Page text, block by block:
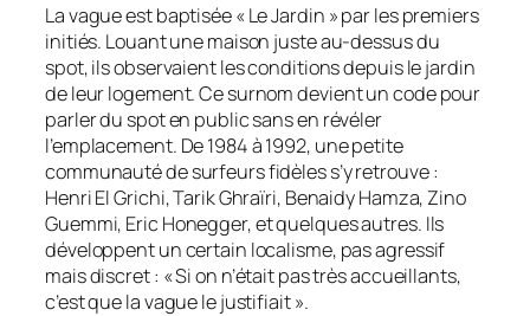
La vague est baptisée « Le Jardin » par les premiers
initiés. Louant une maison juste au-dessus du
spot, ils observaient les conditions depuis le jardin
de leur logement. Ce surnom devient un code pour
parler du spot en public sans en révéler
l’emplacement. De 1984 à 1992, une petite
communauté de surfeurs fidèles s’y retrouve :
Henri El Grichi, Tarik Ghraïri, Benaidy Hamza, Zino
Guemmi, Eric Honegger, et quelques autres. Ils
développent un certain localisme, pas agressif
mais discret : « Si on n’était pas très accueillants,
c’est que la vague le justifiait ».